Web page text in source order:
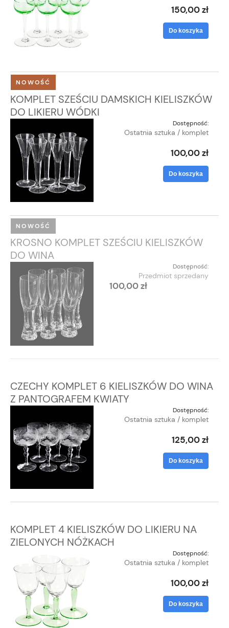
150,00 zł
Do koszyka
KOMPLET SZEŚCIU DAMSKICH KIELISZKÓW
DO LIKIERU WÓDKI
Dostępność:
Ostatnia sztuka / komplet
100,00 zł
Do koszyka
NOWOŚĆ
KROSNO KOMPLET SZEŚCIU KIELISZKÓW
DO WINA
Dostępność:
Przedmiot sprzedany
100,00 zł
NOWOŚĆ
CZECHY KOMPLET 6 KIELISZKÓW DO WINA
Z PANTOGRAFEM KWIATY
Dostępność:
Ostatnia sztuka / komplet
125,00 zł
Do koszyka
KOMPLET 4 KIELISZKÓW DO LIKIERU NA
ZIELONYCH NÓŻKACH
Dostępność:
Ostatnia sztuka / komplet
100,00 zł
Do koszyka